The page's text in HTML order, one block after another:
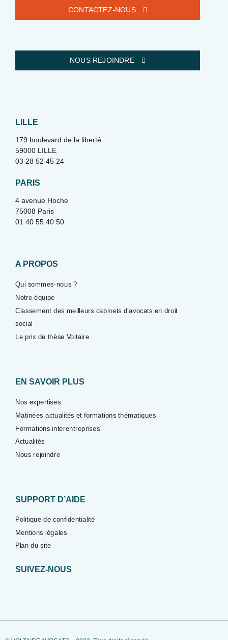
CONTACTEZ-NOUS
NOUS REJOINDRE
LILLE
179 boulevard de la liberté
59000 LILLE
03 28 52 45 24
PARIS
4 avenue Hoche
75008 Paris
01 40 55 40 50
A PROPOS
Qui sommes-nous ?
Notre équipe
Classement des meilleurs cabinets d’avocats en droit
social
Le prix de thèse Voltaire
EN SAVOIR PLUS
Nos expertises
Matinées actualités et formations thématiques
Formations interentreprises
Actualités
Nous rejoindre
SUPPORT D’AIDE
Politique de confidentialité
Mentions légales
Plan du site
SUIVEZ-NOUS